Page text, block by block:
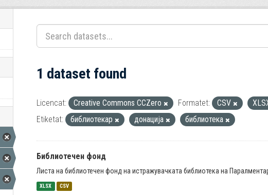
1 dataset found
Licencat: Creative Commons CCZero Formatet: CSV
Etiketat:
библиотекар донација библиотека
Библиотечен фонд
Листа на библиотечен фонд на истражувачката библиотека на
XLSX CSV